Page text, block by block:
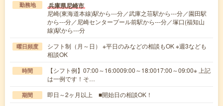
勤務地 兵庫県尼崎市
尼崎(東海道本線)駅から---分／武庫之荘駅から---分／園田駅
から---分／尼崎センタープール前駅から---分／塚口(福知山
線)駅から---分
曜日頻度
シフト制（月～日） ※平日のみなどの相談もOK ※週3なども
相談OK
時間
【シフト例】07:00～16:0009:00～18:0017:00～09:00※ 上記
は一例です！そ…
期間 即日～2ヶ月以上 ■開始日の相談OK！